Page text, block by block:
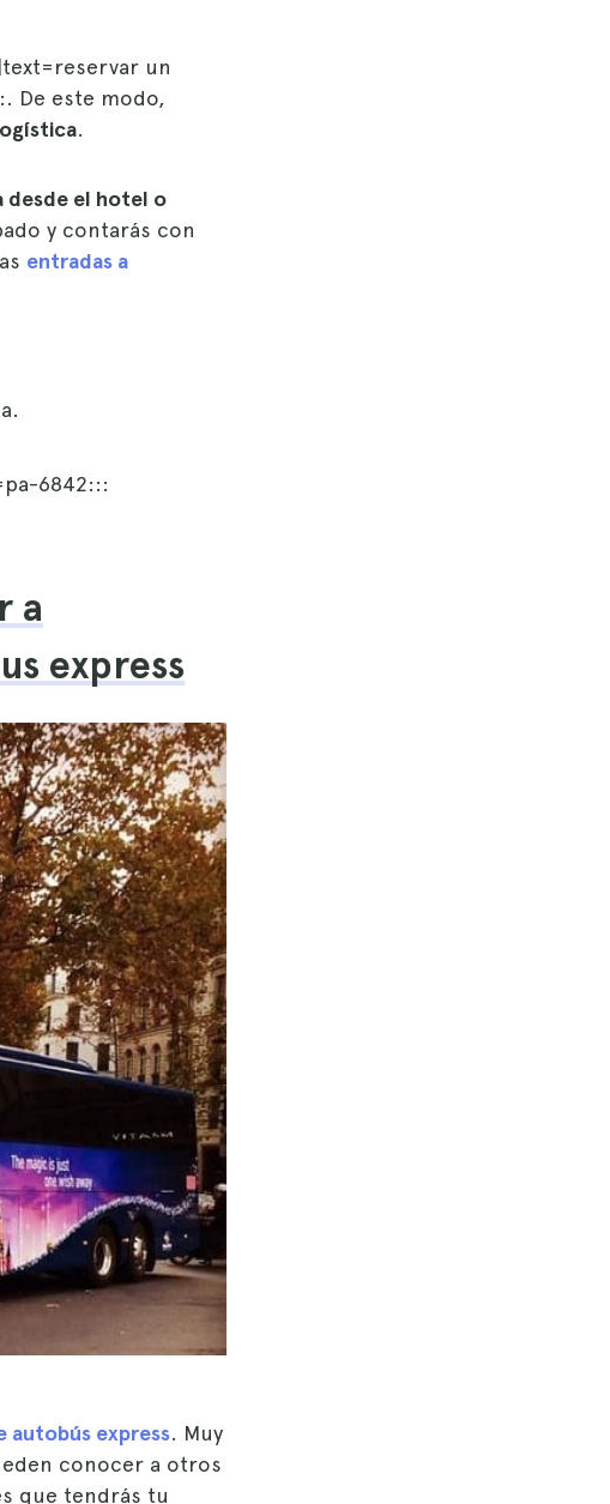
un
De este modo,
.
desde el hotel o
y contarás con
entradas a
6842:::
a
express
autobús express. Muy
conocer a otros
que tendrás tu